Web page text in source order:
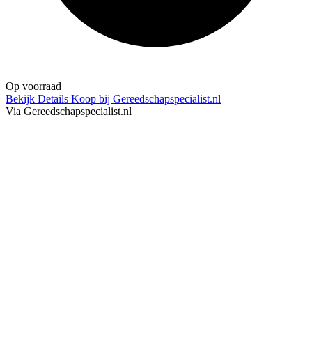
Op voorraad
Bekijk Details Koop bij Gereedschapspecialist.nl
Via Gereedschapspecialist.nl